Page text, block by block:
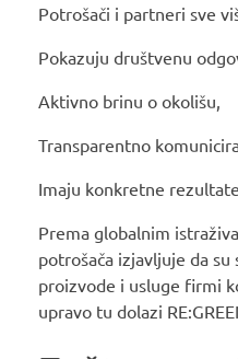
Potrošači i partneri sve
Pokazuju društvenu
Aktivno brinu o okolišu,
Transparentno
Imaju konkretne
Prema globalnim
potrošača izjavljuje da
proizvode i usluge firmi
upravo tu dolazi